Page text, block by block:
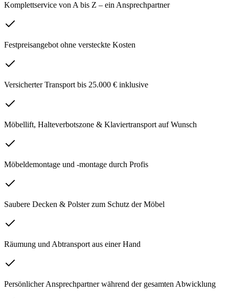
Komplettservice von A bis Z – ein Ansprechpartner
Festpreisangebot ohne versteckte Kosten
Versicherter Transport bis 25.000 € inklusive
Möbellift, Halteverbotszone & Klaviertransport auf Wunsch
Möbeldemontage und -montage durch Profis
Saubere Decken & Polster zum Schutz der Möbel
Räumung und Abtransport aus einer Hand
Persönlicher Ansprechpartner während der gesamten Abwicklung